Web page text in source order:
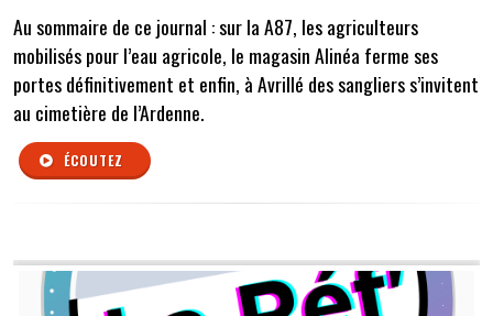
Au sommaire de ce journal : sur la A87, les agriculteurs
mobilisés pour l’eau agricole, le magasin Alinéa ferme ses
portes définitivement et enfin, à Avrillé des sangliers s’invitent
au cimetière de l’Ardenne.
ÉCOUTEZ